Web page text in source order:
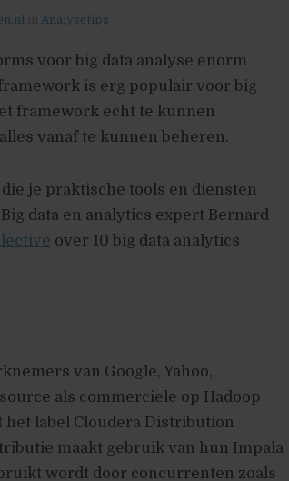
Analysetips
voor big data analyse enorm
is erg populair voor big
framework echt te kunnen
vanaf te kunnen beheren.
je praktische tools en diensten
data en analytics expert Bernard
over 10 big data analytics
van Google, Yahoo,
als commerciele op Hadoop
het label Cloudera Distribution
maakt gebruik van hun Impala
wordt door concurrenten zoals